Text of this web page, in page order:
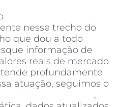
nesse trecho do
que dou a todo
informação de
reais de mercado
profundamente
atuação, seguimos o
,